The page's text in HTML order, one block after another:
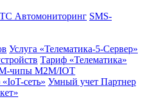
Автомониторинг SMS-
Услуга «Телематика-5-Сервер»
Тариф «Телематика»
чипы М2М/IOT
сеть» Умный учет Партнер